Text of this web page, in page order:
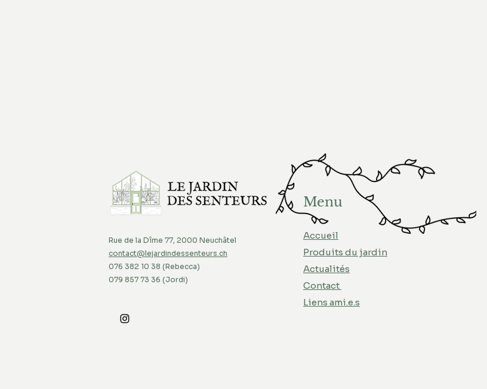
Rue de la Dîme 77, 2000 Neuchâtel
contact@lejardindessenteurs.ch
076 382 10 38 (Rebecca)
079 857 73 36 (Jordi)
Menu
Accueil
Produits du jardin
Actualités
Contact
Liens ami.e.s